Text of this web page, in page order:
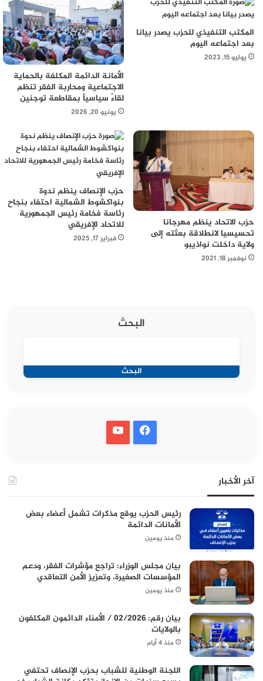
المكتب التنفيذي للحزب يصدر بيانا
بعد اجتماعه اليوم
يوليو 15, 2023
الأمانة الدائمة المكلفة بالحماية
الاجتماعية ومحاربة الفقر تنظم
لقاءً سياسياً بمقاطعة توجنين
يونيو 20, 2026
حزب الاتحاد ينظم مهرجانا
تحسيسيا لانطلاقة بعثته إلى
ولاية داخلت نواذيبو
نوفمبر 18, 2021
حزب الإنصاف ينظم ندوة
بنواكشوط الشمالية احتفاء بنجاح
رئاسة فخامة رئيس الجمهورية
للاتحاد الإفريقي
فبراير 17, 2025
البحث
البحث
آخر الأخبار
رئيس الحزب يوقع مذكرات تشمل أعضاء بعض
الأمانات الدائمة
منذ يومين
بيان مجلس الوزراء: تراجع مؤشرات الفقر، ودعم
المؤسسات الصغيرة، وتعزيز الأمن التعاقدي
منذ يومين
بيان رقم: 02/2026 / الأمناء الدائمون المكلفون
بالولايات
منذ 4 أيام
اللجنة الوطنية للشباب بحزب الإنصاف تحتفي